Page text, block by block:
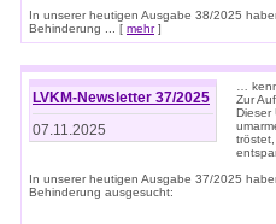
In unserer heutigen Ausgabe 38/2025
Behinderung ... [ mehr]
LVKM-Newsletter 37/2025
07.11.2025
…
Zur
Dieser
In unserer heutigen Ausgabe 37/2025
Behinderung ausgesucht: